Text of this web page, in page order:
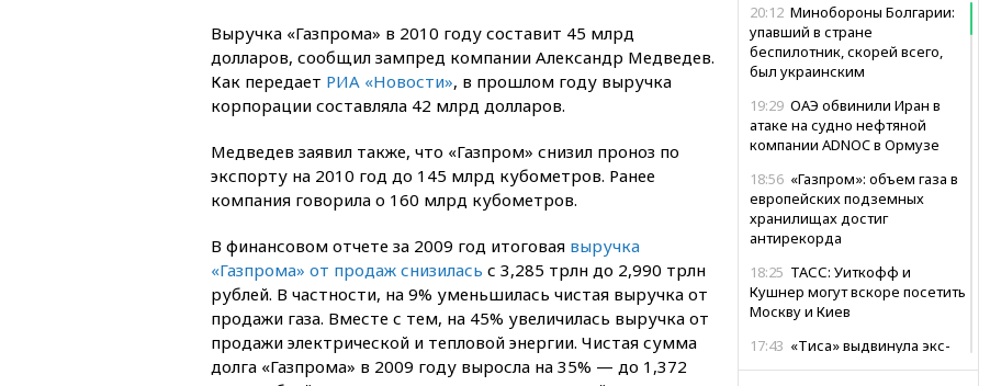
20:12 Минобороны Болгарии:
упавший в стране
беспилотник, скорей всего,
был украинским
19:29 ОАЭ обвинили Иран в
атаке на судно нефтяной
компании ADNOC в Ормузе
18:56 «Газпром»: объем газа в
европейских подземных
хранилищах достиг
антирекорда
18:25 ТАСС: Уиткофф и
Кушнер могут вскоре посетить
Москву и Киев
17:43 «Тиса» выдвинула экс-
Выручка «Газпрома» в 2010 году составит 45 млрд
долларов, сообщил зампред компании Александр Медведев.
Как передает РИА «Новости», в прошлом году выручка
корпорации составляла 42 млрд долларов.
Медведев заявил также, что «Газпром» снизил проноз по
экспорту на 2010 год до 145 млрд кубометров. Ранее
компания говорила о 160 млрд кубометров.
В финансовом отчете за 2009 год итоговая выручка
«Газпрома» от продаж снизилась с 3,285 трлн до 2,990 трлн
рублей. В частности, на 9% уменьшилась чистая выручка от
продажи газа. Вместе с тем, на 45% увеличилась выручка от
продажи электрической и тепловой энергии. Чистая сумма
долга «Газпрома» в 2009 году выросла на 35% — до 1,372